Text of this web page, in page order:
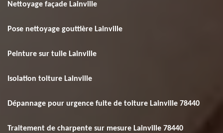
Nettoyage façade Lainville
Pose nettoyage gouttière Lainville
Peinture sur tuile Lainville
Isolation toiture Lainville
Dépannage pour urgence fuite de toiture Lainville 78440
Traitement de charpente sur mesure Lainville 78440